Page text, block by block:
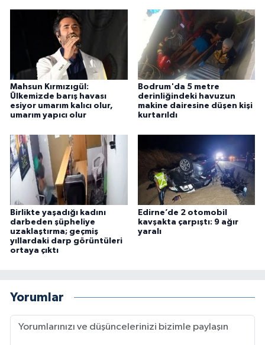
Mahsun Kırmızıgül:
Ülkemizde barış havası
esiyor umarım kalıcı olur,
umarım yapıcı olur
Bodrum'da 5 metre
derinliğindeki havuzun
makine dairesine düşen kişi
kurtarıldı
Birlikte yaşadığı kadını
darbeden şüpheliye
uzaklaştırma; geçmiş
yıllardaki darp görüntüleri
ortaya çıktı
Edirne’de 2 otomobil
kavşakta çarpıştı: 9 ağır
yaralı
Yorumlar